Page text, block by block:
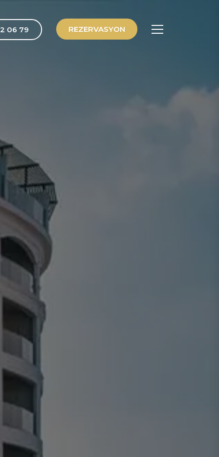
06 79 REZERVASYON